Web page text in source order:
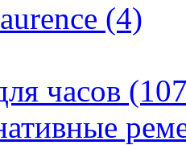
(4)
часов